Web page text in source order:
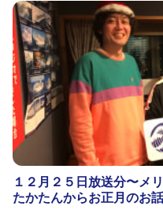
１２月２５日放送分〜メ
たかたんからお正月のお